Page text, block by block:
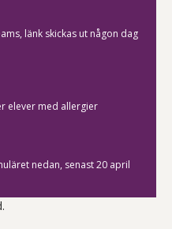
länk skickas ut någon dag
elever med allergier
nedan, senast 20 april